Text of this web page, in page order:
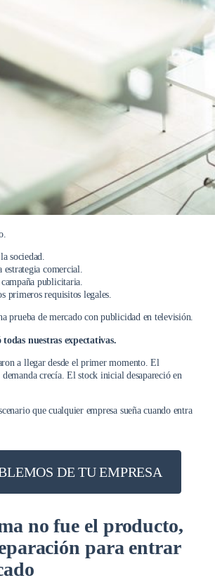
sociedad.
estrategia comercial.
publicitaria.
primeros requisitos legales.
prueba de mercado con publicidad en televisión.
nuestras expectativas.
a llegar desde el primer momento. El
crecía. El stock inicial desapareció en
que cualquier empresa sueña cuando entra
DE TU EMPRESA
no fue el producto,
para entrar